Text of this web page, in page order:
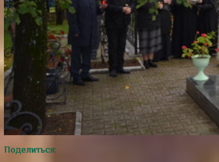
Поделиться: